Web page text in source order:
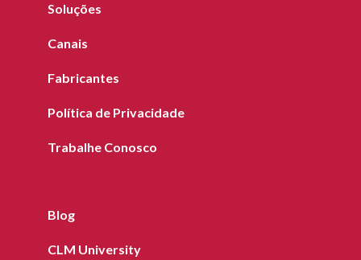
Soluções
Canais
Fabricantes
Política de Privacidade
Trabalhe Conosco
Blog
CLM University